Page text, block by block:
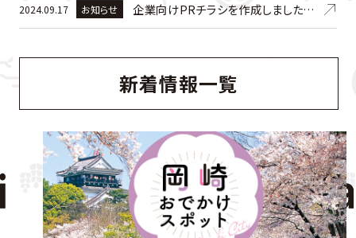
2024.09.17 お知らせ
企業向けPRチラシを作成しました！
＆ただいまおかふるへのご出品受付
新着情報一覧